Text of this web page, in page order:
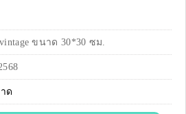
ขนาด 30*30 ซม.
ด